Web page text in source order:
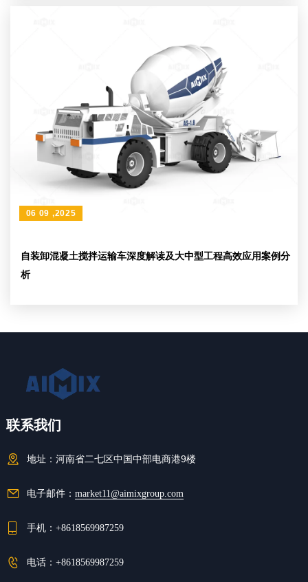
自装卸混凝土搅拌运输车深度解读及大中型工程高效应用案例分
析
06 09 ,2025
联系我们
地址： 河南省二七区中国中部电商港9楼
电子邮件： market11@aimixgroup.com
手机： +8618569987259
电话： +8618569987259